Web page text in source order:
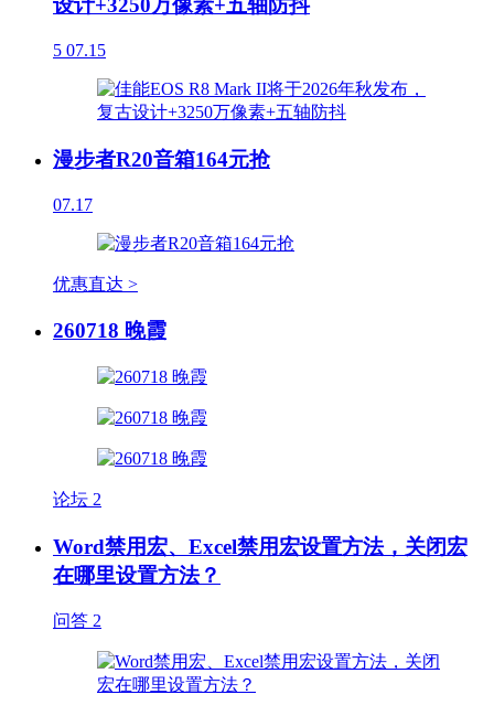
设计+3250万像素+五轴防抖
5 07.15
漫步者R20音箱164元抢
07.17
优惠直达 >
260718 晚霞
论坛 2
Word禁用宏、Excel禁用宏设置方法，关闭宏
在哪里设置方法？
问答 2